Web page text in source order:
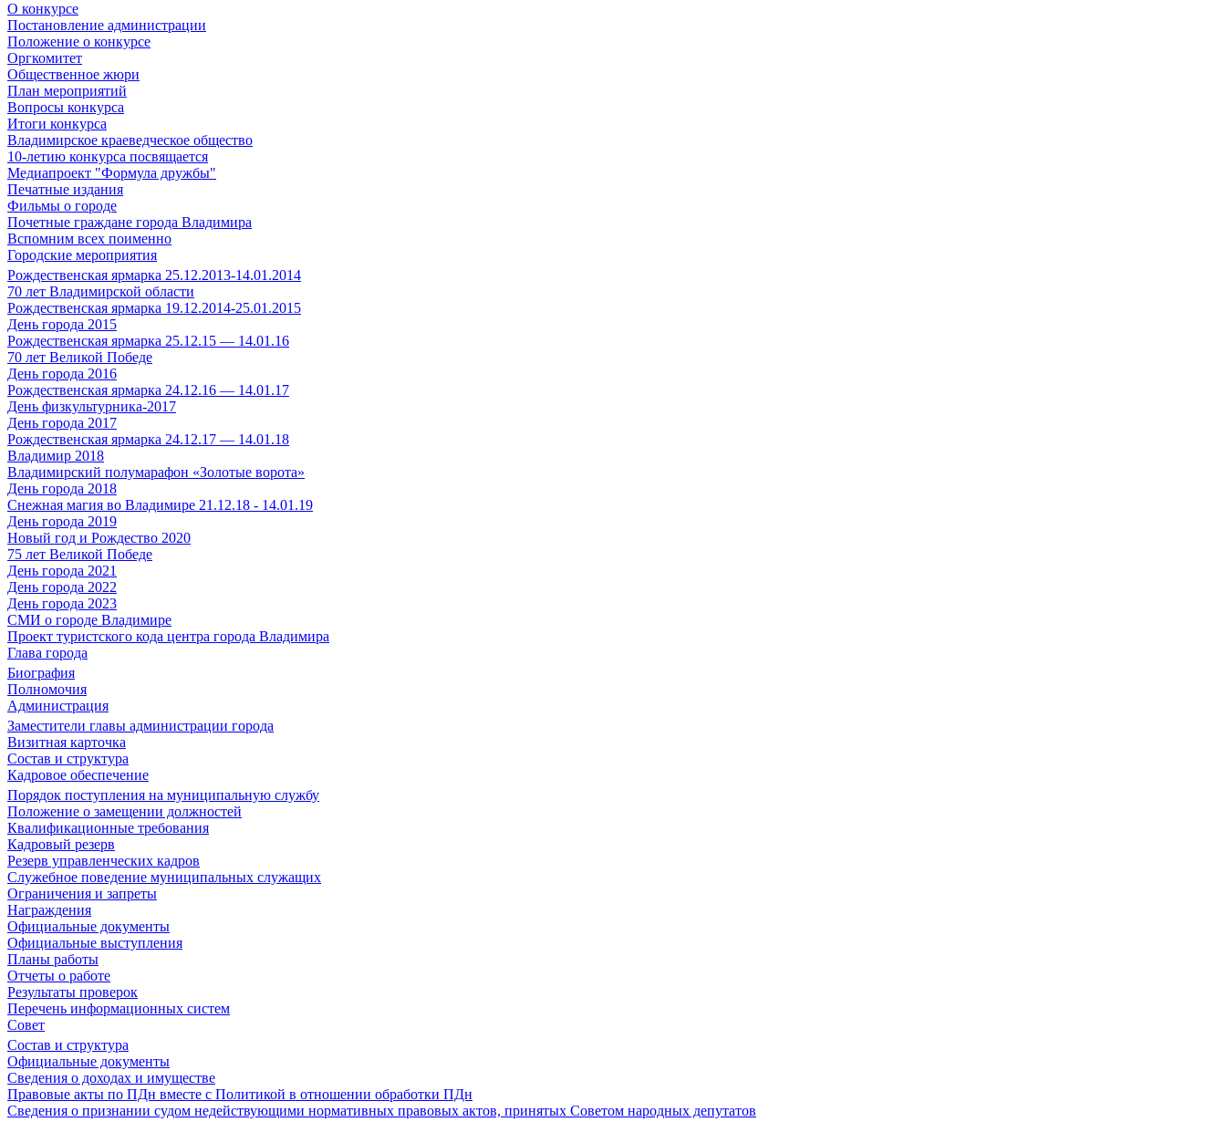
О конкурсе
Постановление администрации
Положение о конкурсе
Оргкомитет
Общественное жюри
План мероприятий
Вопросы конкурса
Итоги конкурса
Владимирское краеведческое общество
10-летию конкурса посвящается
Медиапроект "Формула дружбы"
Печатные издания
Фильмы о городе
Почетные граждане города Владимира
Вспомним всех поименно
Городские мероприятия
Рождественская ярмарка 25.12.2013-14.01.2014
70 лет Владимирской области
Рождественская ярмарка 19.12.2014-25.01.2015
День города 2015
Рождественская ярмарка 25.12.15 — 14.01.16
70 лет Великой Победе
День города 2016
Рождественская ярмарка 24.12.16 — 14.01.17
День физкультурника-2017
День города 2017
Рождественская ярмарка 24.12.17 — 14.01.18
Владимир 2018
Владимирский полумарафон «Золотые ворота»
День города 2018
Снежная магия во Владимире 21.12.18 - 14.01.19
День города 2019
Новый год и Рождество 2020
75 лет Великой Победе
День города 2021
День города 2022
День города 2023
СМИ о городе Владимире
Проект туристского кода центра города Владимира
Глава города
Биография
Полномочия
Администрация
Заместители главы администрации города
Визитная карточка
Состав и структура
Кадровое обеспечение
Порядок поступления на муниципальную службу
Положение о замещении должностей
Квалификационные требования
Кадровый резерв
Резерв управленческих кадров
Служебное поведение муниципальных служащих
Ограничения и запреты
Награждения
Официальные документы
Официальные выступления
Планы работы
Отчеты о работе
Результаты проверок
Перечень информационных систем
Совет
Состав и структура
Официальные документы
Сведения о доходах и имуществе
Правовые акты по ПДн вместе с Политикой в отношении обработки ПДн
Сведения о признании судом недействующими нормативных правовых актов, принятых Советом народных депутатов